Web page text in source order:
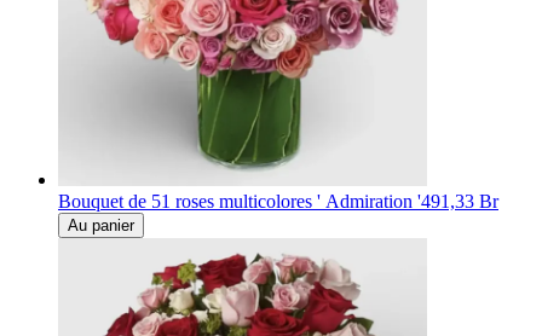
Bouquet de 51 roses multicolores ' Admiration '491,33 Br
Au panier